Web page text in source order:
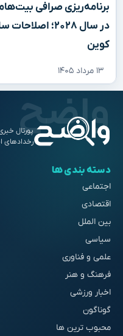
در سال ۲۰۲۸؛
کوین
۱۳ مرداد ۱۴۰۵
پورتال
رخدادهای
دسته بندی ها
اجتماعی
اقتصادی
بین الملل
سیاسی
علمی و فناوری
فرهنگ و هنر
اخبار ورزشی
گوناگون
محبوب ترین ها